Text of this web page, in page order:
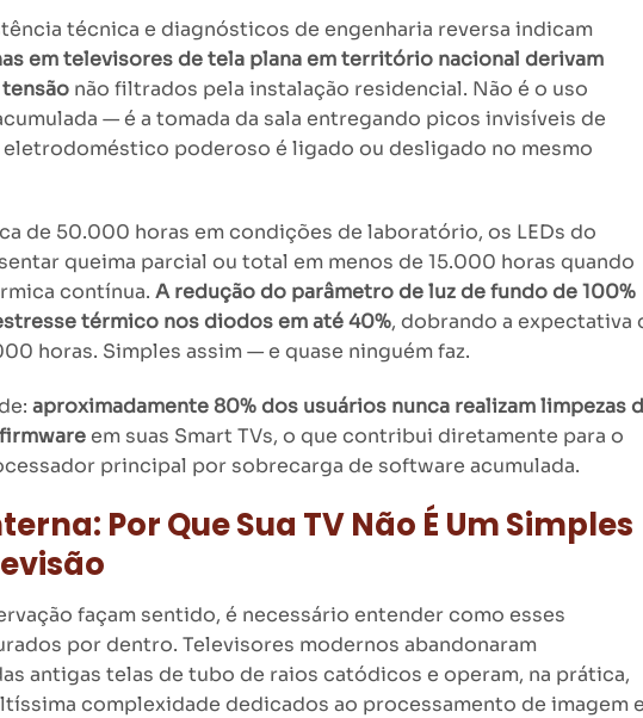
técnica e diagnósticos de engenharia reversa indicam
em televisores de tela plana em território nacional derivam
não filtrados pela instalação residencial. Não é o uso
— é a tomada da sala entregando picos invisíveis de
poderoso é ligado ou desligado no mesmo
de 50.000 horas em condições de laboratório, os LEDs do
queima parcial ou total em menos de 15.000 horas quando
contínua. A redução do parâmetro de luz de fundo de 100%
térmico nos diodos em até 40%, dobrando a expectativa
horas. Simples assim — e quase ninguém faz.
aproximadamente 80% dos usuários nunca realizam limpezas
em suas Smart TVs, o que contribui diretamente para o
principal por sobrecarga de software acumulada.
Por Que Sua TV Não É Um Simples
façam sentido, é necessário entender como esses
por dentro. Televisores modernos abandonaram
antigas telas de tubo de raios catódicos e operam, na prática,
complexidade dedicados ao processamento de imagem